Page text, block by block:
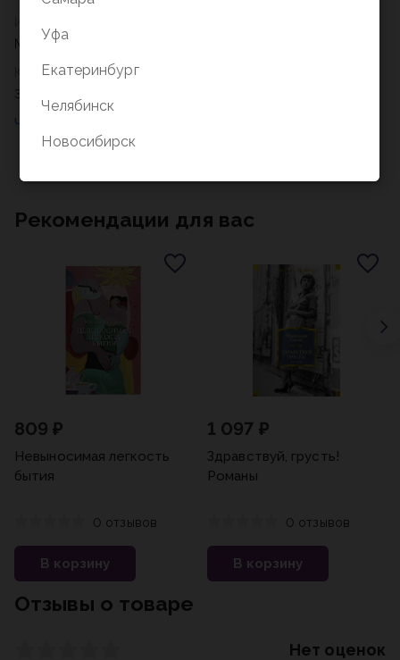
МИФ
Количество страниц
320
Рекомендации для вас
809 ₽
Невыносимая легкость
бытия
0 отзывов
В корзину
1 097 ₽
Здравствуй, грусть!
Романы
0 отзывов
В корзину
Отзывы о товаре
Нет оценок
Уфа
Екатеринбург
Челябинск
Новосибирск